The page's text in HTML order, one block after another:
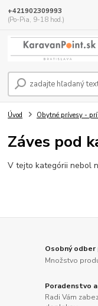
+421902309993
(Po-Pia, 9-18 hod.)
Úvod Obytné prívesy -
Záves pod
V tejto kategórii nebol
Osobný odber
Množstvo
Poradenstvo
Radi Vám